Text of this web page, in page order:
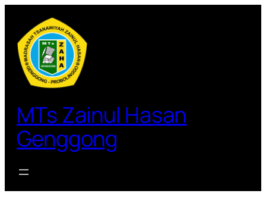
konten
MTs Zainul Hasan
Genggong